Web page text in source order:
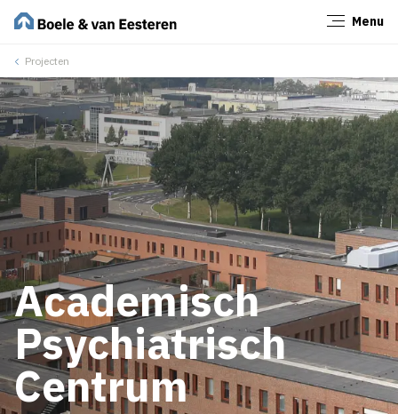
Menu
Projecten
Academisch
Psychiatrisch
Centrum
Sluiten